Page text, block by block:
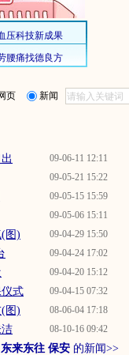
页 新闻
09-06-11 12:11
09-05-21 15:22
09-05-15 15:59
09-05-06 15:11
09-04-29 15:50
图)
09-04-24 17:02
09-04-20 15:12
09-04-15 07:32
式
08-06-04 17:18
图)
08-10-16 09:42
东来东往 保安 的新闻>>